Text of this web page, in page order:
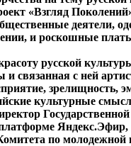
«Взгляд
деятели,
и роскошные
русской
и связанная с ней
культурные
Яндекс.Эфир,
по